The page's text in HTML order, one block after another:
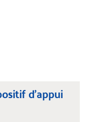
d’appui